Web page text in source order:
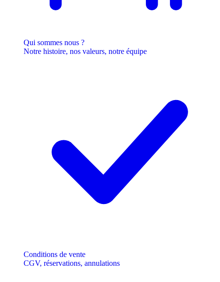
Qui sommes nous ?
Notre histoire, nos valeurs, notre équipe
Conditions de vente
CGV, réservations, annulations